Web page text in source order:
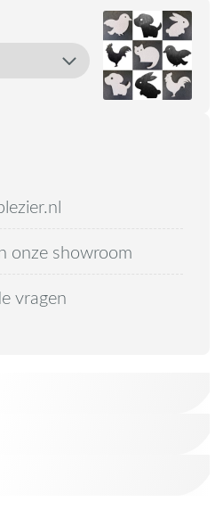
onze showroom
vragen